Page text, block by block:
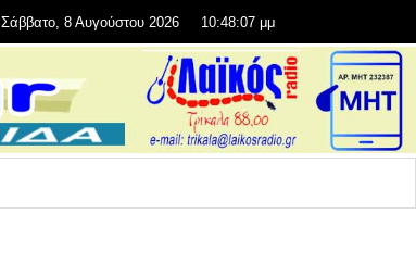
Σάββατο, 8 Αυγούστου 2026 10:48:09 μμ